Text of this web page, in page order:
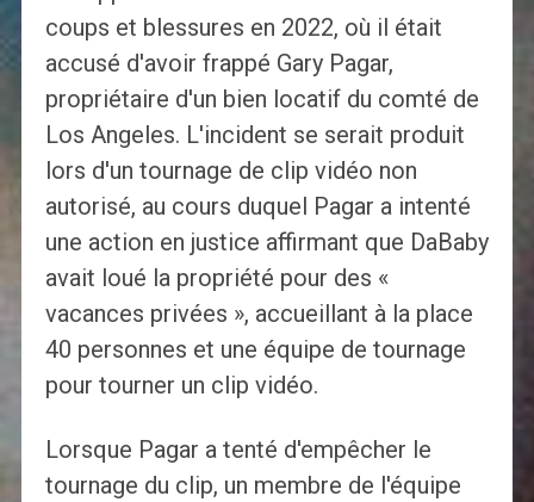
coups et blessures en 2022, où il était
accusé d'avoir frappé Gary Pagar,
propriétaire d'un bien locatif du comté de
Los Angeles. L'incident se serait produit
lors d'un tournage de clip vidéo non
autorisé, au cours duquel Pagar a intenté
une action en justice affirmant que DaBaby
avait loué la propriété pour des «
vacances privées », accueillant à la place
40 personnes et une équipe de tournage
pour tourner un clip vidéo.
Lorsque Pagar a tenté d'empêcher le
tournage du clip, un membre de l'équipe